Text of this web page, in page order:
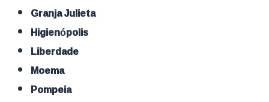
Granja Julieta
Higienópolis
Liberdade
Moema
Pompeia